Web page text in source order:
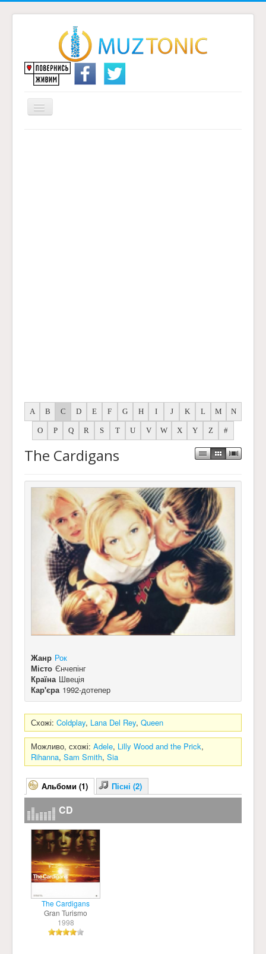
Перемикач
навігації
A B C D E F G H I J K L M N
O P Q R S T U V W X Y Z #
The Cardigans
Жанр Рок
Місто Єнчепінг
Країна Швеція
Кар'єра 1992-дотепер
Схожі: Coldplay, Lana Del Rey, Queen
Можливо, схожі: Adele, Lilly Wood and the Prick,
Rihanna, Sam Smith, Sia
Альбоми (1) Пісні (2)
CD
The Cardigans
Gran Turismo
1998